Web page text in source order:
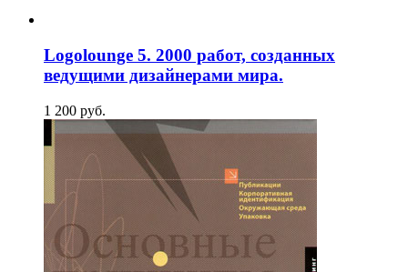
Logolounge 5. 2000 работ, созданных
ведущими дизайнерами мира.
1 200 pуб.